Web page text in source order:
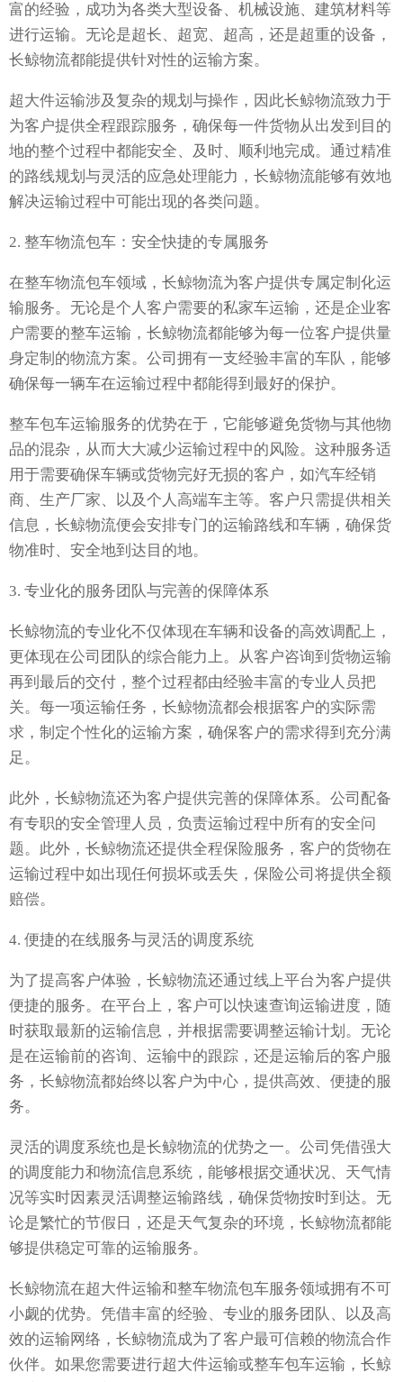
富的经验，成功为各类大型设备、机械设施、建筑材料等
进行运输。无论是超长、超宽、超高，还是超重的设备，
长鲸物流都能提供针对性的运输方案。
超大件运输涉及复杂的规划与操作，因此长鲸物流致力于
为客户提供全程跟踪服务，确保每一件货物从出发到目的
地的整个过程中都能安全、及时、顺利地完成。通过精准
的路线规划与灵活的应急处理能力，长鲸物流能够有效地
解决运输过程中可能出现的各类问题。
2. 整车物流包车：安全快捷的专属服务
在整车物流包车领域，长鲸物流为客户提供专属定制化运
输服务。无论是个人客户需要的私家车运输，还是企业客
户需要的整车运输，长鲸物流都能够为每一位客户提供量
身定制的物流方案。公司拥有一支经验丰富的车队，能够
确保每一辆车在运输过程中都能得到最好的保护。
整车包车运输服务的优势在于，它能够避免货物与其他物
品的混杂，从而大大减少运输过程中的风险。这种服务适
用于需要确保车辆或货物完好无损的客户，如汽车经销
商、生产厂家、以及个人高端车主等。客户只需提供相关
信息，长鲸物流便会安排专门的运输路线和车辆，确保货
物准时、安全地到达目的地。
3. 专业化的服务团队与完善的保障体系
长鲸物流的专业化不仅体现在车辆和设备的高效调配上，
更体现在公司团队的综合能力上。从客户咨询到货物运输
再到最后的交付，整个过程都由经验丰富的专业人员把
关。每一项运输任务，长鲸物流都会根据客户的实际需
求，制定个性化的运输方案，确保客户的需求得到充分满
足。
此外，长鲸物流还为客户提供完善的保障体系。公司配备
有专职的安全管理人员，负责运输过程中所有的安全问
题。此外，长鲸物流还提供全程保险服务，客户的货物在
运输过程中如出现任何损坏或丢失，保险公司将提供全额
赔偿。
4. 便捷的在线服务与灵活的调度系统
为了提高客户体验，长鲸物流还通过线上平台为客户提供
便捷的服务。在平台上，客户可以快速查询运输进度，随
时获取最新的运输信息，并根据需要调整运输计划。无论
是在运输前的咨询、运输中的跟踪，还是运输后的客户服
务，长鲸物流都始终以客户为中心，提供高效、便捷的服
务。
灵活的调度系统也是长鲸物流的优势之一。公司凭借强大
的调度能力和物流信息系统，能够根据交通状况、天气情
况等实时因素灵活调整运输路线，确保货物按时到达。无
论是繁忙的节假日，还是天气复杂的环境，长鲸物流都能
够提供稳定可靠的运输服务。
长鲸物流在超大件运输和整车物流包车服务领域拥有不可
小觑的优势。凭借丰富的经验、专业的服务团队、以及高
效的运输网络，长鲸物流成为了客户最可信赖的物流合作
伙伴。如果您需要进行超大件运输或整车包车运输，长鲸